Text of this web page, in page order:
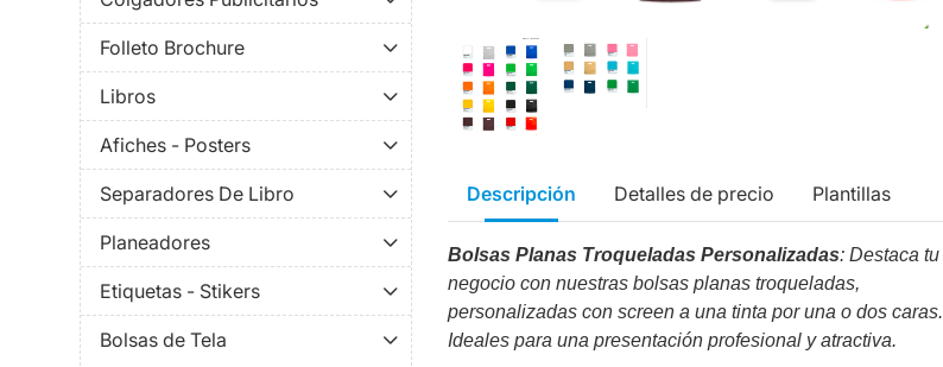
Folleto Brochure
Libros
Afiches - Posters
Separadores De Libro
Planeadores
Etiquetas - Stikers
Bolsas de Tela
Descripción Detalles de precio Plantillas
Bolsas Planas Troqueladas Personalizadas: Destaca tu
negocio con nuestras bolsas planas troqueladas,
personalizadas con screen a una tinta por una o dos caras.
Ideales para una presentación profesional y atractiva.